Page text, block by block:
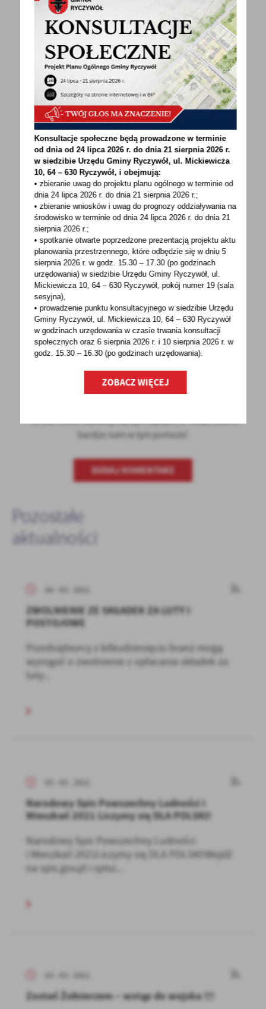
POWRÓT UDOSTĘPNIJ
POPRZEDNI NASTĘPNY
- to dla Ciebie staramy się być najlepsi, a Twoje zdanie
bardzo nam w tym pomoże!
DODAJ KOMENTARZ
Pozostałe
aktualności
04 - 03 - 2021
ZWOLNIENIE ZE SKŁADEK ZA LUTY I
POSTOJOWE
Przedsiębiorcy z kilkudziesięciu branż mogą
wystąpić o zwolnienie z opłacania składek za
luty...
Narodowy Spis Powszechny Ludności i
Mieszkań 2021 Liczymy się DLA POLSKI!
Narodowy Spis Powszechny Ludności
i Mieszkań 2021Liczymy się DLA POLSKI!Wejdź
na spis.gov.pl i spisz...
Zostań Żołnierzem – wstąp do wojska !!!
Konsultacje społeczne będą prowadzone w terminie
od dnia od 24 lipca 2026 r. do dnia 21 sierpnia 2026 r.
w siedzibie Urzędu Gminy Ryczywół, ul. Mickiewicza
10, 64 – 630 Ryczywół, i obejmują:
• zbieranie uwag do projektu planu ogólnego w terminie od
dnia 24 lipca 2026 r. do dnia 21 sierpnia 2026 r.;
• zbieranie wniosków i uwag do prognozy oddziaływania na
środowisko w terminie od dnia 24 lipca 2026 r. do dnia 21
sierpnia 2026 r.;
• spotkanie otwarte poprzedzone prezentacją projektu aktu
planowania przestrzennego, które odbędzie się w dniu 5
sierpnia 2026 r.w godz. 15.30 – 17.30 (po godzinach
urzędowania) w siedzibie Urzędu Gminy Ryczywół, ul.
Mickiewicza 10, 64 – 630 Ryczywół, pokójnumer 19 (sala
sesyjna),
• prowadzenie punktu konsultacyjnego w siedzibie Urzędu
Gminy Ryczywół, ul. Mickiewicza 10, 64 – 630 Ryczywół
w godzinachurzędowania w czasie trwania konsultacji
społecznych oraz 6 sierpnia 2026 r. i 10 sierpnia 2026 r. w
godz. 15.30 – 16.30 (po godzinachurzędowania).
ZOBACZ WIĘCEJ